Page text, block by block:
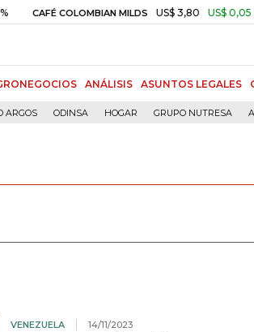
CAFÉ COLOMBIAN MILDS US$ 3,80 US$ 0,05
ANÁLISIS ASUNTOS LEGALES
ARGOS ODINSA HOGAR GRUPO NUTRESA
VENEZUELA 14/11/2023